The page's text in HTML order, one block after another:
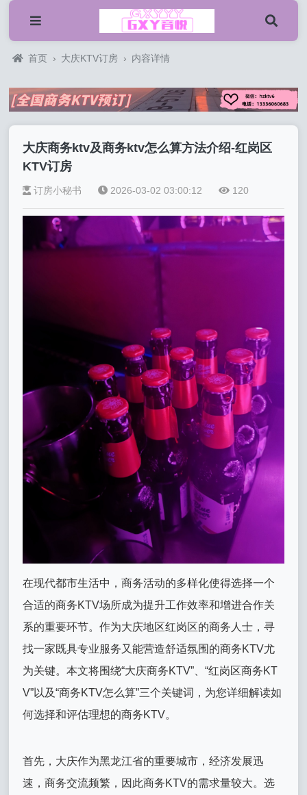
首页 › 大庆KTV订房 › 内容详情
大庆商务ktv及商务ktv怎么算方法介绍-红岗区
KTV订房
订房小秘书 2026-03-02 03:00:12 120
在现代都市生活中，商务活动的多样化使得选择一个
合适的商务KTV场所成为提升工作效率和增进合作关
系的重要环节。作为大庆地区红岗区的商务人士，寻
找一家既具专业服务又能营造舒适氛围的商务KTV尤
为关键。本文将围绕“大庆商务KTV”、“红岗区商务KT
V”以及“商务KTV怎么算”三个关键词，为您详细解读如
何选择和评估理想的商务KTV。
首先，大庆作为黑龙江省的重要城市，经济发展迅
速，商务交流频繁，因此商务KTV的需求量较大。选